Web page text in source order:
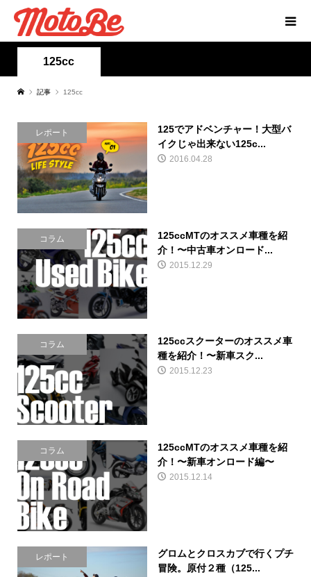
125cc
記事 125cc
レポート
125でアドベンチャー！大型バ
イクじゃ出来ない125c...
2016.04.28
コラム
125ccMTのオススメ車種を紹
介！〜中古車オンロード...
2015.12.29
コラム
125ccスクーターのオススメ車
種を紹介！〜新車スク...
2015.12.23
コラム
125ccMTのオススメ車種を紹
介！〜新車オンロード編〜
2015.12.14
レポート
グロムとクロスカブで行くプチ
冒険。原付２種（125...